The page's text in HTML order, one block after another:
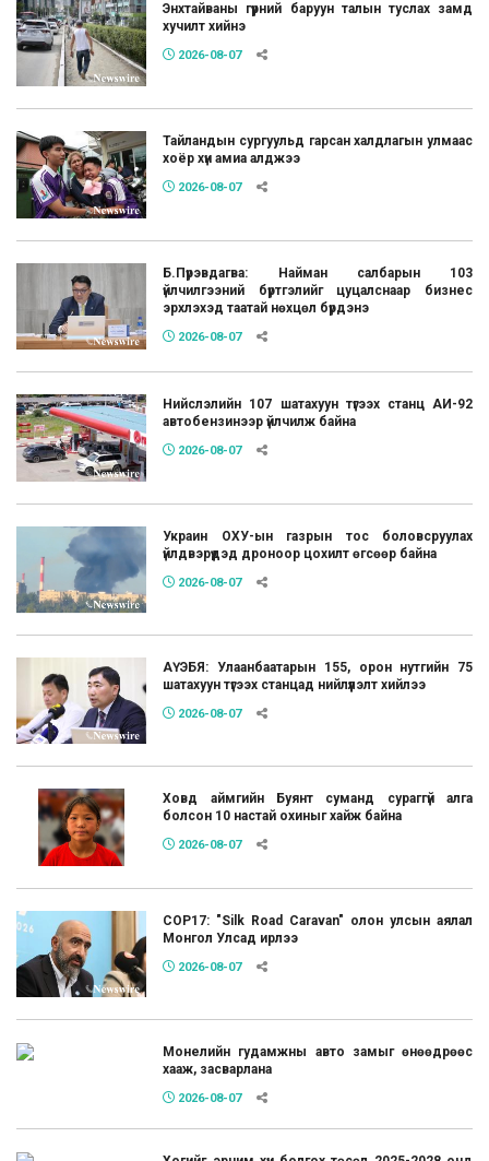
Энхтайваны гүүрний баруун талын туслах замд
хучилт хийнэ
2026-08-07
Тайландын сургуульд гарсан халдлагын улмаас
хоёр хүн амиа алджээ
2026-08-07
Б.Пүрэвдагва: Найман салбарын 103
үйлчилгээний бүртгэлийг цуцалснаар бизнес
эрхлэхэд таатай нөхцөл бүрдэнэ
2026-08-07
Нийслэлийн 107 шатахуун түгээх станц АИ-92
автобензинээр үйлчилж байна
2026-08-07
Украин ОХУ-ын газрын тос боловсруулах
үйлдвэрүүдэд дроноор цохилт өгсөөр байна
2026-08-07
АҮЭБЯ: Улаанбаатарын 155, орон нутгийн 75
шатахуун түгээх станцад нийлүүлэлт хийлээ
2026-08-07
Ховд аймгийн Буянт суманд сураггүй алга
болсон 10 настай охиныг хайж байна
2026-08-07
COP17: "Silk Road Caravan" олон улсын аялал
Монгол Улсад ирлээ
2026-08-07
Монелийн гудамжны авто замыг өнөөдрөөс
хааж, засварлана
2026-08-07